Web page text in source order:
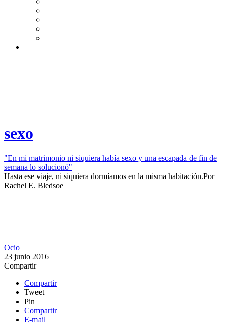
sexo
"En mi matrimonio ni siquiera había sexo y una escapada de fin de
semana lo solucionó"
Hasta ese viaje, ni siquiera dormíamos en la misma habitación.​Por
Rachel E. Bledsoe
Ocio
23 junio 2016
Compartir
Compartir
Tweet
Pin
Compartir
E-mail